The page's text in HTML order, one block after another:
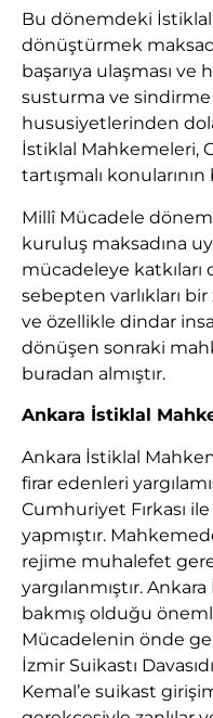
Bu dönemdeki
dönüştürmek
başarıya ulaşması
susturma ve sindirme
hususiyetlerinden
İstiklal Mahkemeleri,
tartışmalı
Millî Mücadele
kuruluş maksadına
mücadeleye
sebepten varlıkları
ve özellikle dindar
dönüşen sonraki
buradan almıştır.
Ankara İstiklal
Ankara İstiklal
firar edenleri
Cumhuriyet Fırkası
yapmıştır.
rejime muhalefet
yargılanmıştır.
bakmış olduğu
Mücadelenin önde
İzmir Suikastı
Kemal’e suikast